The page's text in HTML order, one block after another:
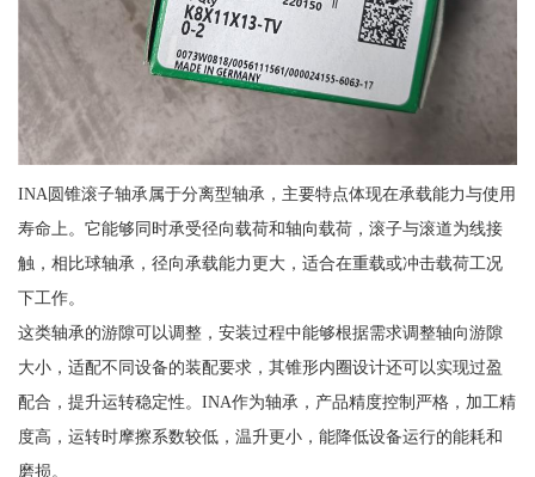
INA圆锥滚子轴承属于分离型轴承，主要特点体现在承载能力与使用
寿命上。它能够同时承受径向载荷和轴向载荷，滚子与滚道为线接
触，相比球轴承，径向承载能力更大，适合在重载或冲击载荷工况
下工作。
这类轴承的游隙可以调整，安装过程中能够根据需求调整轴向游隙
大小，适配不同设备的装配要求，其锥形内圈设计还可以实现过盈
配合，提升运转稳定性。INA作为轴承，产品精度控制严格，加工精
度高，运转时摩擦系数较低，温升更小，能降低设备运行的能耗和
磨损。